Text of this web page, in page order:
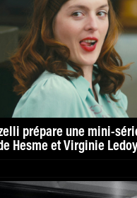
prépare une mini-série
Hesme et Virginie